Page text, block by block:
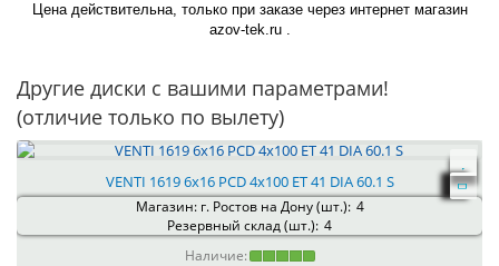
Цена действительна, только при заказе через интернет магазин
azov-tek.ru .
Другие диски с вашими параметрами!
(отличие только по вылету)
VENTI 1619 6x16 PCD 4x100 ET 41 DIA 60.1 S
Магазин: г. Ростов на Дону (шт.): 4
Резервный склад (шт.): 4
Наличие: